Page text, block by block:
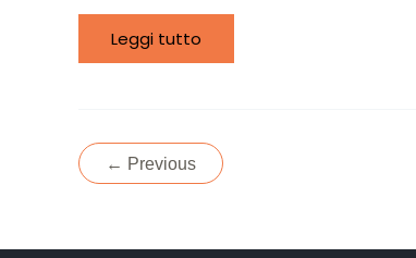
Leggi tutto
← Previous